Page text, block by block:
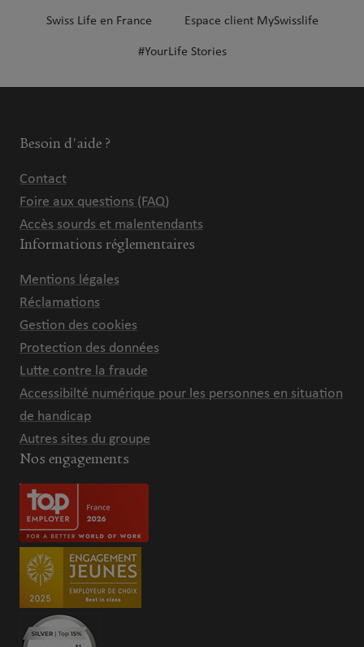
Swiss Life en France Espace client MySwisslife
#YourLife Stories
Besoin d'aide ?
Contact
Foire aux questions (FAQ)
Accès sourds et malentendants
Informations réglementaires
Mentions légales
Réclamations
Gestion des cookies
Protection des données
Lutte contre la fraude
Accessibilté numérique pour les personnes en situation
de handicap
Autres sites du groupe
Nos engagements